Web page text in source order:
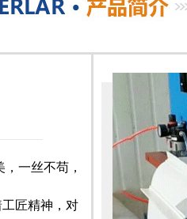
一丝不苟，
匠精神，对